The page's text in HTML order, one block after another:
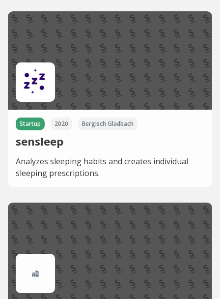
Startup 2020 Bergisch Gladbach
sensleep
Analyzes sleeping habits and creates individual
sleeping prescriptions.